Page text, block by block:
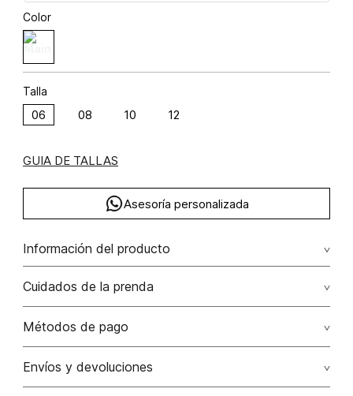
Color
Talla
06 08 10 12
GUIA DE TALLAS
Asesoría personalizada
Información del producto
Composición: VISCOSA 51% POLIAMIDA 49%
Cuidados de la prenda
Lavado profesional en seco. evite el roce de la prenda
No lavar
Métodos de pago
Tarjetas de crédito: Visa, Dinners, Master Card y American
Envíos y devoluciones